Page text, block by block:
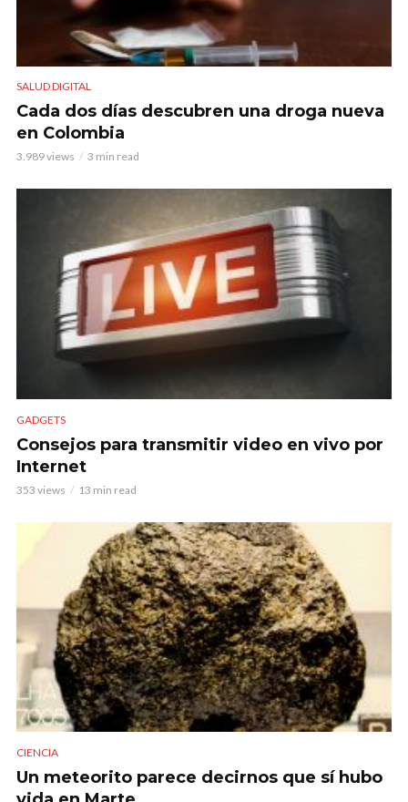
SALUD DIGITAL
Cada dos días descubren una droga nueva
en Colombia
3.989 views 3 min read
GADGETS
Consejos para transmitir video en vivo por
Internet
353 views 13 min read
CIENCIA
Un meteorito parece decirnos que sí hubo